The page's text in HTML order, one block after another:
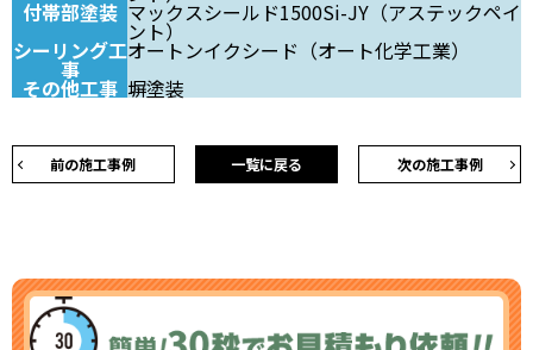
付帯部塗装 マックスシールド1500Si-JY（アステックペイ
ント）
シーリング工
事
オートンイクシード（オート化学工業）
その他工事 塀塗装
前の施工事例 次の施工事例
一覧に戻る